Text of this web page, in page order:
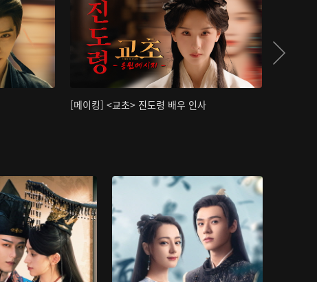
[메이킹] <교초> 진도령 배우 인사